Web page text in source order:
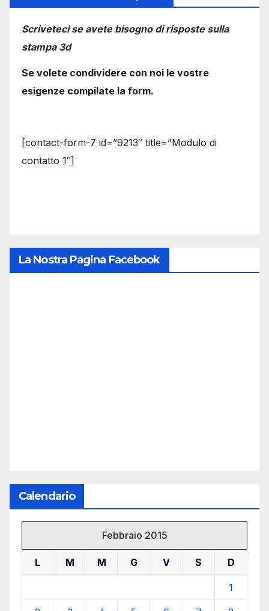
Scriveteci se avete bisogno di risposte sulla
stampa 3d
Se volete condividere con noi le vostre
esigenze compilate la form.
[contact-form-7 id=”9213″ title=”Modulo di
contatto 1″]
La Nostra Pagina Facebook
Calendario
Febbraio 2015
L M M G V S D
1